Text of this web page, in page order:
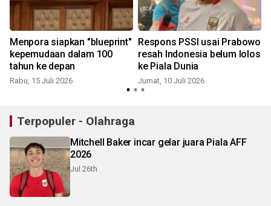
Menpora siapkan "blueprint"
kepemudaan dalam 100
tahun ke depan
Rabu, 15 Juli 2026
Respons PSSI usai Prabowo
resah Indonesia belum lolos
ke Piala Dunia
Jumat, 10 Juli 2026
Terpopuler - Olahraga
Mitchell Baker incar gelar juara Piala AFF
2026
Jul 26th